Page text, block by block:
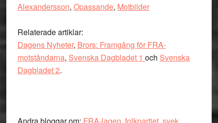
Alexandersson, Opassande, Motbilder
Relaterade artiklar:
Dagens Nyheter, Brors: Framgång för FRA-
motståndarna, Svenska Dagbladet 1 och Svenska
Dagbladet 2.